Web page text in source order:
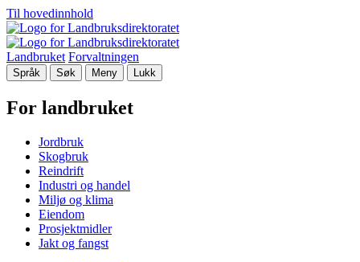
Til hovedinnhold
Landbruket Forvaltningen
Språk Søk Meny Lukk
For landbruket
Jordbruk
Skogbruk
Reindrift
Industri og handel
Miljø og klima
Eiendom
Prosjektmidler
Jakt og fangst